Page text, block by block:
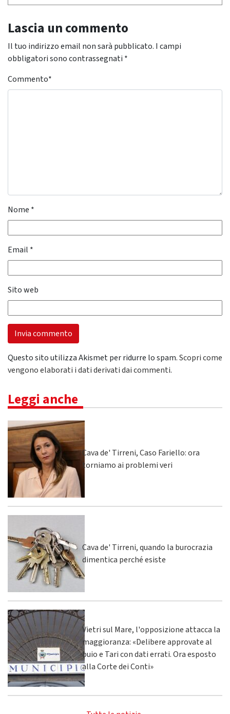
Lascia un commento
Il tuo indirizzo email non sarà pubblicato. I campi
obbligatori sono contrassegnati *
Commento*
Nome *
Email *
Sito web
Questo sito utilizza Akismet per ridurre lo spam.Scopri come
vengono elaborati i dati derivati dai commenti.
Leggi anche
Cava de' Tirreni, Caso Fariello: ora
torniamo ai problemi veri
Cava de' Tirreni, quando la burocrazia
dimentica perché esiste
Vietri sul Mare, l'opposizione attacca la
maggioranza: «Delibere approvate al
buio e Tari con dati errati. Ora esposto
alla Corte dei Conti»